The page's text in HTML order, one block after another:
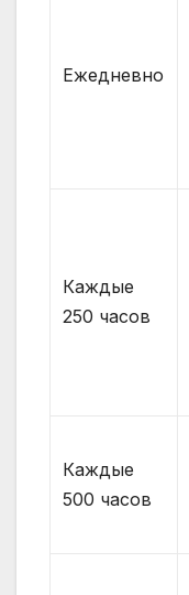
Ежедневно
Каждые
250 часов
Каждые
500 часов